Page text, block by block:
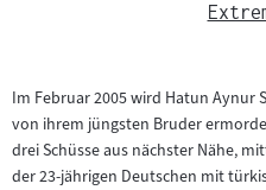
Im Februar 2005 wird Hatun Aynur
von ihrem jüngsten Bruder
drei Schüsse aus nächster Nähe,
der 23-jährigen Deutschen mit